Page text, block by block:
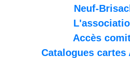
Neuf-
Accès
Catalogues cartes